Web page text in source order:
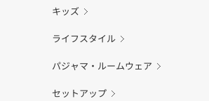
キッズ
ライフスタイル
パジャマ・ルームウェア
セットアップ